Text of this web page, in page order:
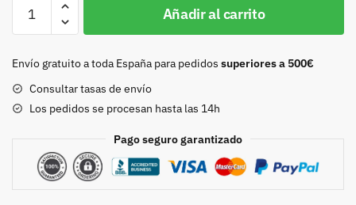
Rey
reyes
viejo
40mm.
Añadir al carrito
Envío gratuito a toda España para pedidos superiores a 500€
Consultar tasas de envío
Los pedidos se procesan hasta las 14h
Pago seguro garantizado